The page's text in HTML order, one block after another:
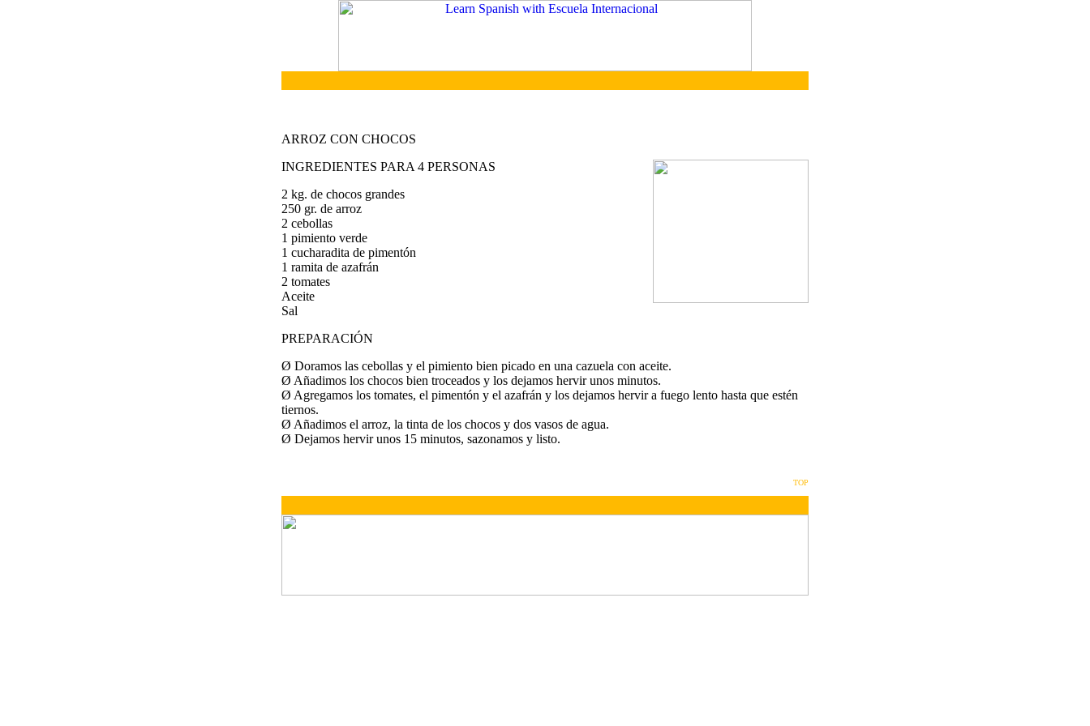
ARROZ CON CHOCOS
INGREDIENTES PARA 4 PERSONAS
2 kg. de chocos grandes
250 gr. de arroz
2 cebollas
1 pimiento verde
1 cucharadita de pimentón
1 ramita de azafrán
2 tomates
Aceite
Sal
PREPARACIÓN
Ø Doramos las cebollas y el pimiento bien picado en una cazuela con aceite.
Ø Añadimos los chocos bien troceados y los dejamos hervir unos minutos.
Ø Agregamos los tomates, el pimentón y el azafrán y los dejamos hervir a fuego lento hasta que estén
tiernos.
Ø Añadimos el arroz, la tinta de los chocos y dos vasos de agua.
Ø Dejamos hervir unos 15 minutos, sazonamos y listo.
TOP